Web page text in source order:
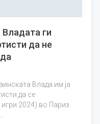
ги
да не
Влада им ја
да се
2024) во Париз.